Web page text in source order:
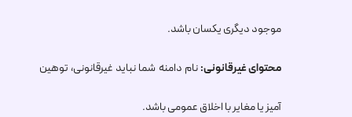
موجود دیگری یکسان باشد.
محتوای غیرقانونی:نام دامنه شما نباید غیرقانونی، توهین
آمیز یا مغایر با اخلاق عمومی باشد.